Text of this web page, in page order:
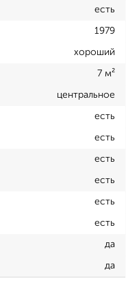
есть
1979
хороший
7 м²
центральное
есть
есть
есть
есть
есть
есть
да
да